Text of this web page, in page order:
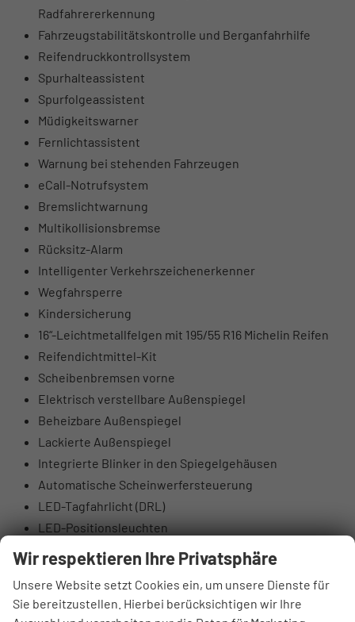
Radfahrererkennung
Fahrzeugstabilitätskontrolle und Berganfahrhilfe
Reifendruckkontrollsystem
Spurhalteassistent
Spurfolgeassistent
Müdigkeitswarner
Fernlichtassistent
Warnung bei stehenden Fahrzeugen
eCall-Notrufsystem
Bremslichtwarnung
Multikollisionsbremse
Rücksitz-Alarm
Intelligenter Verkehrszeichenerkenner
Wegfahrsperre
Kindersicherung
16“-Leichtmetallfelgen mit 195/55 R16 Michelin Reifen
Reifendichtmittel-Kit
Scheibenbremsen vorne
Elektrisch verstellbare Außenspiegel
Beheizbare Außenspiegel
Lackierte Außenspiegel
Integrierte Blinker in den Spiegelgehäusen
Automatische Scheinwerfersteuerung
LED-Tagfahrlicht (DRL)
LED-Positionsleuchten
Nebelscheinwerfer hinten
Tönung der Scheiben
Beleuchteter Schminkspiegel
Lederlenkrad
Wir respektieren Ihre Privatsphäre
Unsere Website setzt Cookies ein, um unsere Dienste für
Sie bereitzustellen. Hierbei berücksichtigen wir Ihre